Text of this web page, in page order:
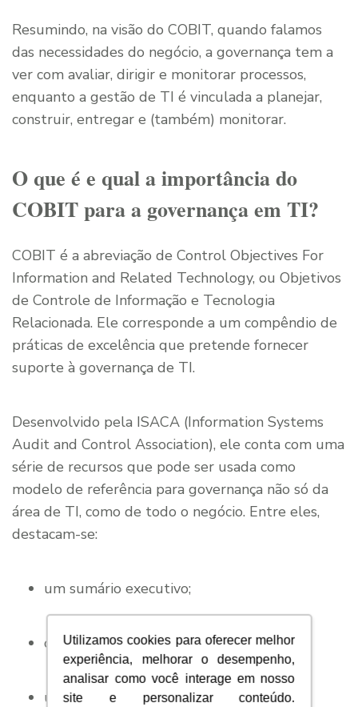
Utilizamos cookies para oferecer melhor
experiência, melhorar o desempenho,
analisar como você interage em nosso
site e personalizar conteúdo.
Resumindo, na visão do COBIT, quando falamos
das necessidades do negócio, a governança tem a
ver com avaliar, dirigir e monitorar processos,
enquanto a gestão de TI é vinculada a planejar,
construir, entregar e (também) monitorar.
O que é e qual a importância do
COBIT para a governança em TI?
COBIT é a abreviação de Control Objectives For
Information and Related Technology, ou Objetivos
de Controle de Informação e Tecnologia
Relacionada. Ele corresponde a um compêndio de
práticas de excelência que pretende fornecer
suporte à governança de TI.
Desenvolvido pela ISACA (Information Systems
Audit and Control Association), ele conta com uma
série de recursos que pode ser usada como
modelo de referência para governança não só da
área de TI, como de todo o negócio. Entre eles,
destacam-se:
um sumário executivo;
objetivos de controle;
um framework;